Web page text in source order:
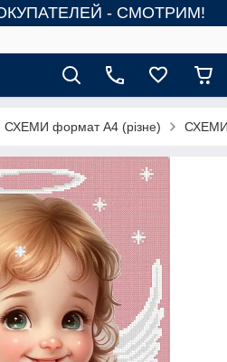
- СМОТРИМ!
СХЕМИ формат А4 (різне)